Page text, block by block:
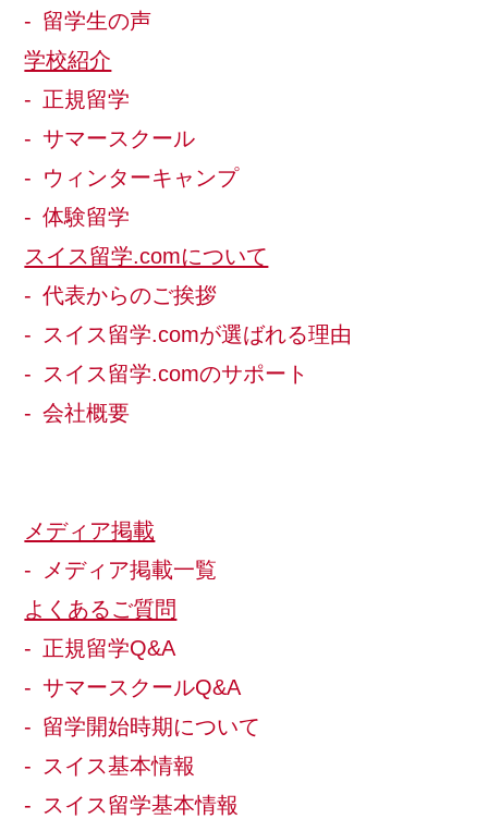
留学生の声
学校紹介
正規留学
サマースクール
ウィンターキャンプ
体験留学
スイス留学.comについて
代表からのご挨拶
スイス留学.comが選ばれる理由
スイス留学.comのサポート
会社概要
メディア掲載
メディア掲載一覧
よくあるご質問
正規留学Q&A
サマースクールQ&A
留学開始時期について
スイス基本情報
スイス留学基本情報